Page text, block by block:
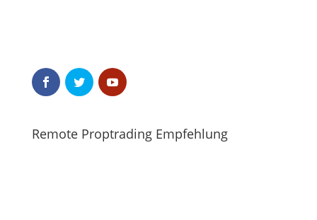
Remote Proptrading Empfehlung